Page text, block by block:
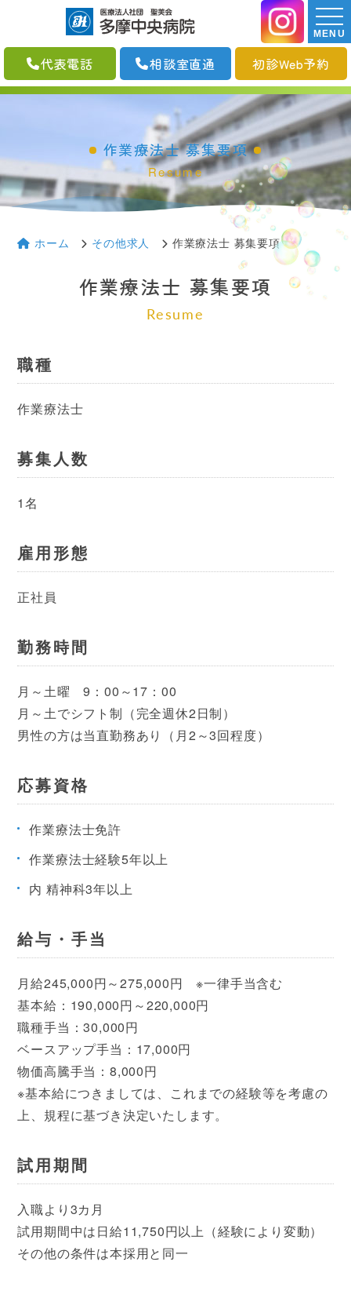
MENU
代表電話 相談室直通 初診Web予約
作業療法士 募集要項
Resume
作業療法士 募集要項｜多摩中央病院 - 多摩市・聖蹟桜ヶ丘駅・永山駅
の精神科・心療内科
ホーム その他求人 作業療法士 募集要項
作業療法士 募集要項
Resume
職種
作業療法士
募集人数
1名
雇用形態
正社員
勤務時間
月～土曜 9：00～17：00
月～土でシフト制（完全週休2日制）
男性の方は当直勤務あり（月2～3回程度）
応募資格
作業療法士免許
作業療法士経験5年以上
内 精神科3年以上
給与・手当
月給245,000円～275,000円 ※一律手当含む
基本給：190,000円～220,000円
職種手当：30,000円
ベースアップ手当：17,000円
物価高騰手当：8,000円
※基本給につきましては、これまでの経験等を考慮の
上、規程に基づき決定いたします。
試用期間
入職より3カ月
試用期間中は日給11,750円以上（経験により変動）
その他の条件は本採用と同一